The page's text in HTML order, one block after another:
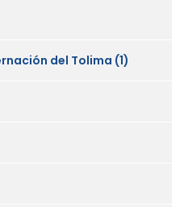
del Tolima (1)